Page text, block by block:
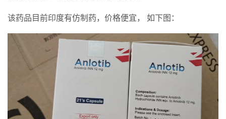
该药品目前印度有仿制药，价格便宜， 如下图：